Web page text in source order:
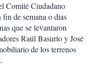
Comité Ciudadano
de semana o días
que se levantaron
Raúl Basurto y José
de los terrenos